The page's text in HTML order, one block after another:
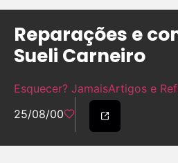
Reparações e
Sueli Carneiro
Esquecer? JamaisArtigos e
25/08/00